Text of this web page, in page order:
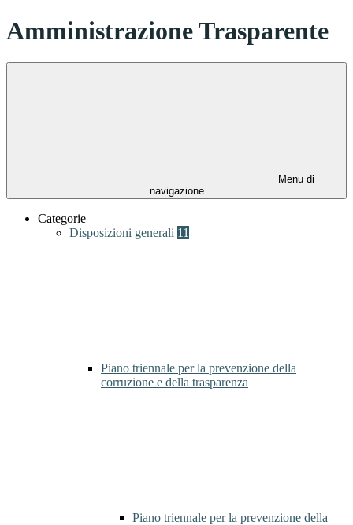
Amministrazione Trasparente
Menu di
navigazione
Categorie
Disposizioni generali 11
Piano triennale per la prevenzione della
corruzione e della trasparenza
Piano triennale per la prevenzione della